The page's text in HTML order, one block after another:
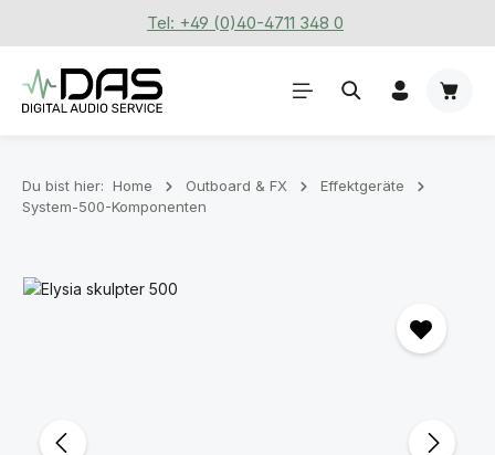
Zum Hauptinhalt springenTel: +49 (0)40-4711 348 0
Du bist hier: Home Outboard & FX
Effektgeräte
System-500-Komponenten
Bildergalerie überspringen